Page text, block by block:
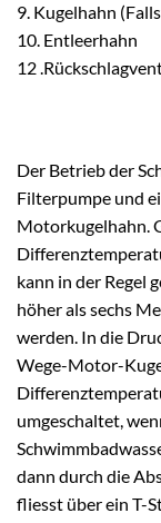
9. Kugelhahn
10. Entleerhahn
12
Der Betrieb der
Filterpumpe und
Motorkugelhahn.
kann in der Regel
höher als sechs
werden. In die
Wege-Motor-
umgeschaltet,
dann durch die
fliesst über ein T-